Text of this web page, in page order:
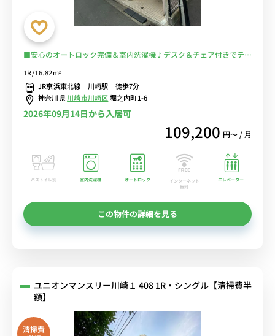
■安心のオートロック完備＆室内洗濯機♪デスク＆チェア付きでテレ
歩圏内で多数の路線利用可能/東京・秋葉原・横浜まで乗換なし/富士
通スタジアム川崎もすぐ近く■選べるWi-Fi格安レンタル中！
1R/16.82m²
JR京浜東北線 川崎駅 徒歩7分
神奈川県川崎市川崎区堀之内町1-6
2026年09月14日から入居可
109,200 円〜 / 月
バストイレ別 室内洗濯機 オートロック
インターネット
無料
エレベーター
この物件の詳細を見る
ユニオンマンスリー川崎１ 408 1R・シングル【清掃費半
額】
清掃費